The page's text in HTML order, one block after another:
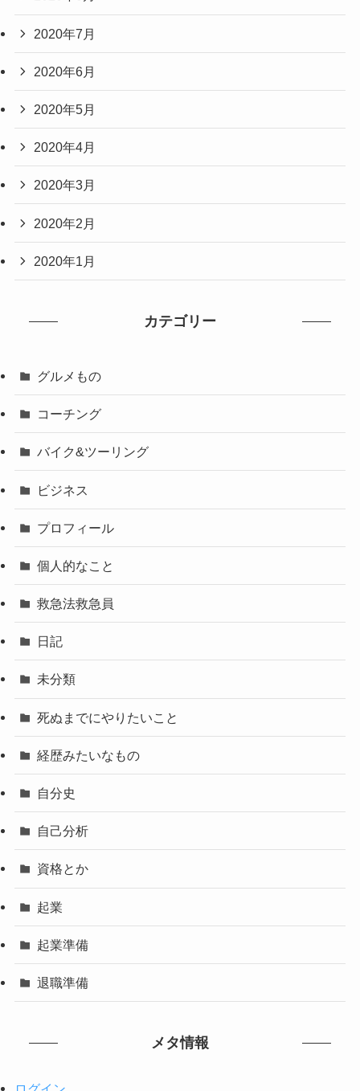
2020年7月
2020年6月
2020年5月
2020年4月
2020年3月
2020年2月
2020年1月
カテゴリー
グルメもの
コーチング
バイク&ツーリング
ビジネス
プロフィール
個人的なこと
救急法救急員
日記
未分類
死ぬまでにやりたいこと
経歴みたいなもの
自分史
自己分析
資格とか
起業
起業準備
退職準備
メタ情報